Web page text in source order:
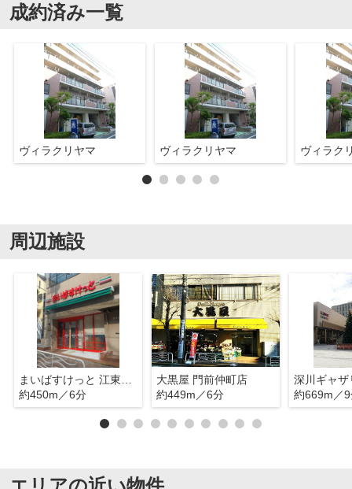
成約済み一覧
ヴィラクリヤマ ヴィラクリヤマ ヴィラク
周辺施設
まいばすけっと 江東富岡2丁目店
約450m／6分
大黒屋 門前仲町店
約449m／6分
深川ギャザ
約669m／